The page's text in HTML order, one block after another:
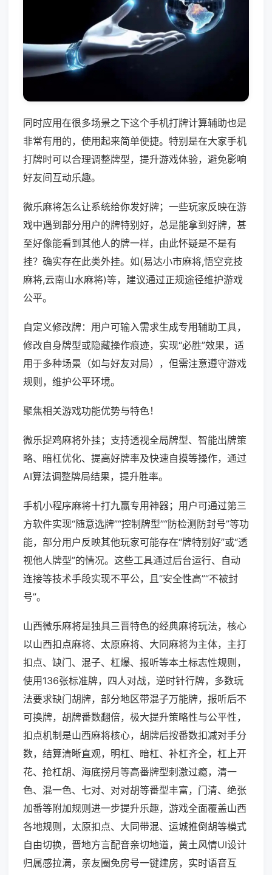
同时应用在很多场景之下这个手机打牌计算辅助也是
非常有用的，使用起来简单便捷。特别是在大家手机
打牌时可以合理调整牌型，提升游戏体验，避免影响
好友间互动乐趣。
微乐麻将怎么让系统给你发好牌；一些玩家反映在游
戏中遇到部分用户的牌特别好，总是能拿到好牌，甚
至好像能看到其他人的牌一样，由此怀疑是不是有
挂？确实存在此类外挂。如(易达小市麻将,悟空竞技
麻将,云南山水麻将)等，建议通过正规途径维护游戏
公平。
自定义修改牌：用户可输入需求生成专用辅助工具，
修改自身牌型或隐藏操作痕迹，实现“必胜”效果，适
用于多种场景（如与好友对局），但需注意遵守游戏
规则，维护公平环境。
聚焦相关游戏功能优势与特色！
微乐捉鸡麻将外挂；支持透视全局牌型、智能出牌策
略、暗杠优化、提高好牌率及快速自摸等操作，通过
AI算法调整牌局结果，提升胜率。
手机小程序麻将十打九赢专用神器；用户可通过第三
方软件实现“随意选牌”“控制牌型”“防检测防封号”等功
能，部分用户反映其他玩家可能存在“牌特别好”或“透
视他人牌型”的情况。这些工具通过后台运行、自动
连接等技术手段实现不平公，且“安全性高”“不被封
号”。
山西微乐麻将是独具三晋特色的经典麻将玩法，核心
以山西扣点麻将、太原麻将、大同麻将为主体，主打
扣点、缺门、混子、杠爆、报听等本土标志性规则，
使用136张标准牌，四人对战，逆时针行牌，多数玩
法要求缺门胡牌，部分地区带混子万能牌，报听后不
可换牌，胡牌番数翻倍，极大提升策略性与公平性，
扣点机制是山西麻将核心，胡牌后按番数扣减对手分
数，结算清晰直观，明杠、暗杠、补杠齐全，杠上开
花、抢杠胡、海底捞月等高番牌型刺激过瘾，清一
色、混一色、七对、对对胡等番型丰富，门清、绝张
加番等附加规则进一步提升乐趣，游戏全面覆盖山西
各地规则，太原扣点、大同带混、运城推倒胡等模式
自由切换，晋地方言配音亲切地道，黄土风情UI设计
归属感拉满，亲友圈免房号一键建房，实时语音互